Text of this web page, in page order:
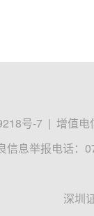
号-7 | 增值电
信息举报电话：
深圳